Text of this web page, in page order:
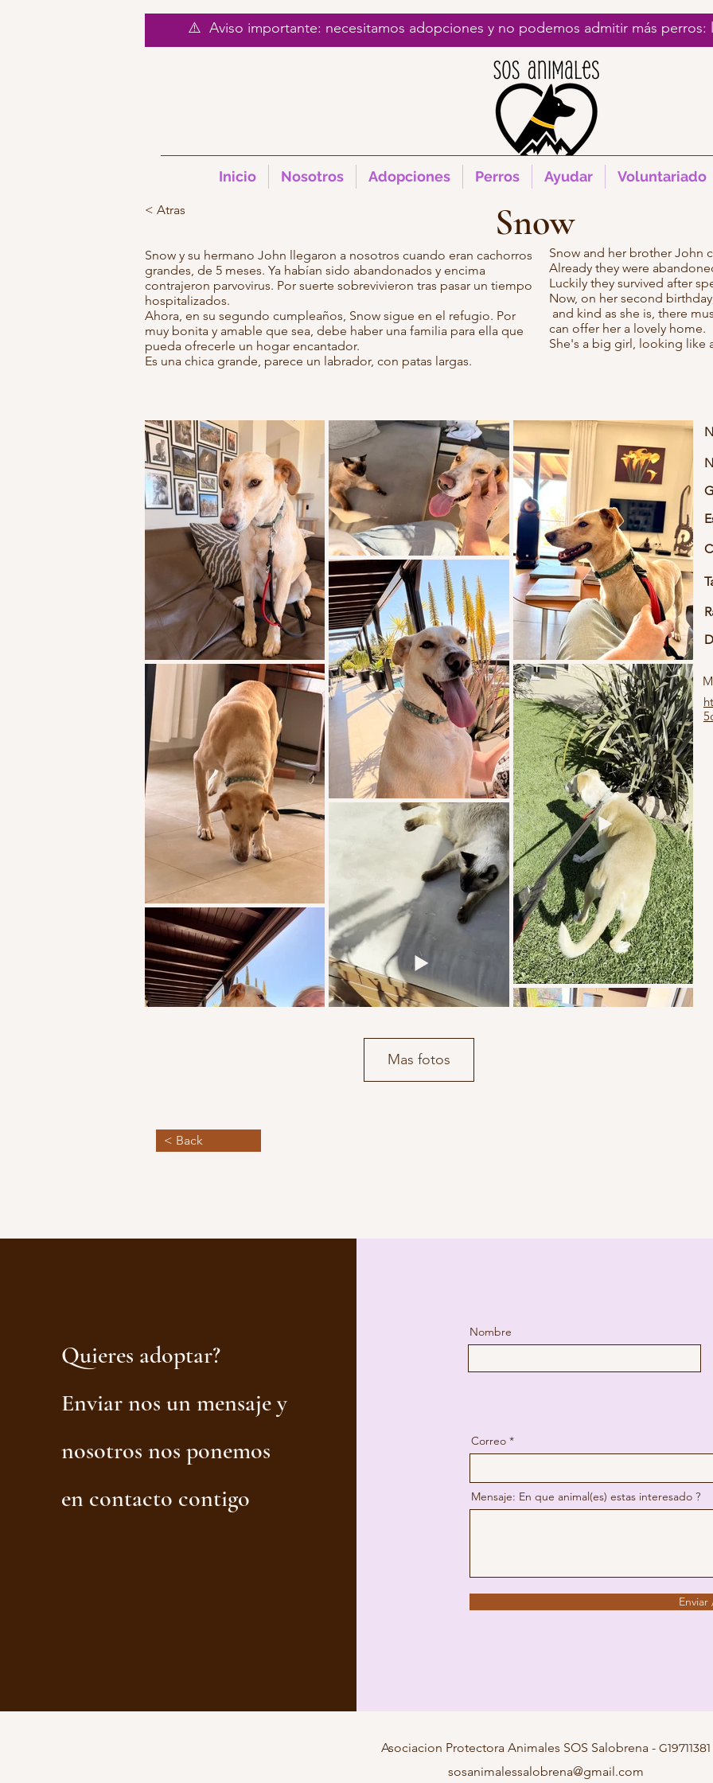
⚠️ Aviso importante: necesitamos adopciones y no podemos admitir más
Inicio Nosotros Adopciones Perros Ayudar Voluntariado
Snow y su hermano John llegaron a nosotros cuando eran cachorros
grandes, de 5 meses. Ya habían sido abandonados y encima
contrajeron parvovirus. Por suerte sobrevivieron tras pasar un tiempo
hospitalizados.
Ahora, en su segundo cumpleaños, Snow sigue en el refugio. Por
muy bonita y amable que sea, debe haber una familia para ella que
pueda ofrecerle un hogar encantador.
Es una chica grande, parece un labrador, con patas largas.
Snow and her brother John
Already they were
Luckily they survived after
Now, on her second
and kind as she is, there
can offer her a lovely home.
She's a big girl, looking like
Mas fotos
< Back
< Atras Snow
Quieres adoptar?
Enviar nos un mensaje y
nosotros nos ponemos
en contacto contigo
Nombre
Correo
Mensaje: En que animal(es) estas interesado ?
Enviar
Asociacion Protectora Animales SOS Salobrena - G19711381
sosanimalessalobrena@gmail.com